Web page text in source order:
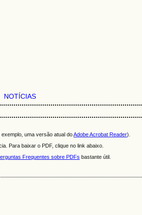
NOTÍCIAS
uma versão atual doAdobe Acrobat Reader).
Para baixar o PDF, clique no link abaixo.
Frequentes sobre PDFs bastante útil.